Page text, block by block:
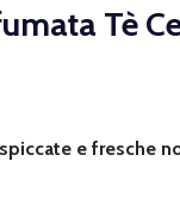
Tè
e fresche